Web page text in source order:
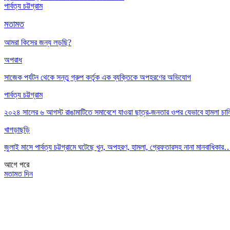
পার্বত্য চট্টগ্রাম
মতামত
আমরা কিসের জন্য লড়ছি?
অপরাধ
সাজেক পর্যটন থেকে সন্তু গ্রুপ কর্তৃক এক ব্যক্তিকে অপহরণের অভিযোগ
পার্বত্য চট্টগ্রাম
২০২৪ সালের ৬ আগস্ট রাঙামাটিতে সমাবেশে যাওয়া ছাত্র-জনতার ওপর যেভাবে হামলা
খাগড়াছড়ি
জুলাই মাসে পার্বত্য চট্টগ্রামে ঘটেছে খুন, অপহরণ, হামলা, গ্রেফতারসহ নানা
আগে পরে
মতামত দিন